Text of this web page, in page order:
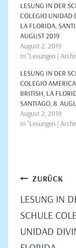
LESUNG IN DER
COLEGIO UNIDAD
LA FLORIDA,
AUGUST 2019
August 2, 2019
In "Lesungen |
LESUNG IN DER
COLEGIO
BRITISH, LA
SANTIAGO, 8.
August 2, 2019
In "Lesungen |
ZURÜCK
LESUNG IN
SCHULE
UNIDAD